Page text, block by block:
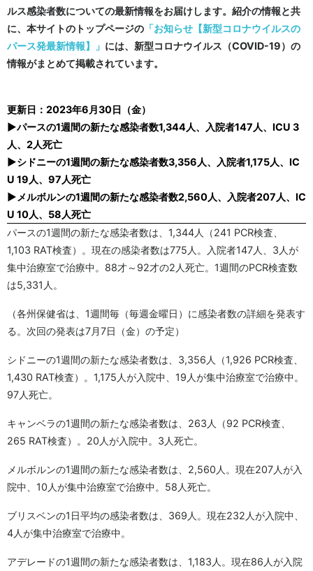
ルス感染者数についての最新情報をお届けします。紹介の情報と共
に、本サイトのトップページの 「お知らせ【新型コロナウイルスの
パース発最新情報】」 には、新型コロナウイルス（COVID-19）の
情報がまとめて掲載されています。
更新日：2023年6月30日（金）
▶パースの1週間の新たな感染者数1,344人、入院者147人、ICU 3
人、2人死亡
▶シドニーの1週間の新たな感染者数3,356人、入院者1,175人、IC
U 19人、97人死亡
▶メルボルンの1週間の新たな感染者数2,560人、入院者207人、IC
U 10人、58人死亡
パースの1週間の新たな感染者数は、1,344人（241 PCR検査、
1,103 RAT検査）。現在の感染者数は775人。入院者147人、3人が
集中治療室で治療中。88才～92才の2人死亡。1週間のPCR検査数
は5,331人。
（各州保健省は、1週間毎（毎週金曜日）に感染者数の詳細を発表す
る。次回の発表は7月7日（金）の予定）
シドニーの1週間の新たな感染者数は、3,356人（1,926 PCR検査、
1,430 RAT検査）。1,175人が入院中、19人が集中治療室で治療中。
97人死亡。
キャンベラの1週間の新たな感染者数は、263人（92 PCR検査、
265 RAT検査）。20人が入院中。3人死亡。
メルボルンの1週間の新たな感染者数は、2,560人。現在207人が入
院中、10人が集中治療室で治療中。58人死亡。
ブリスベンの1日平均の感染者数は、369人。現在232人が入院中、
4人が集中治療室で治療中。
アデレードの1週間の新たな感染者数は、1,183人。現在86人が入院